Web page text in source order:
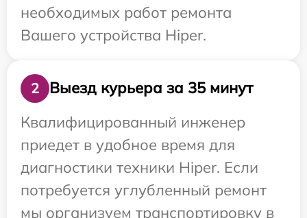
необходимых работ ремонта
Вашего устройства Hiper.
2
Выезд курьера за 35 минут
Квалифицированный инженер
приедет в удобное время для
диагностики техники Hiper. Если
потребуется углубленный ремонт
мы организуем транспортировку в